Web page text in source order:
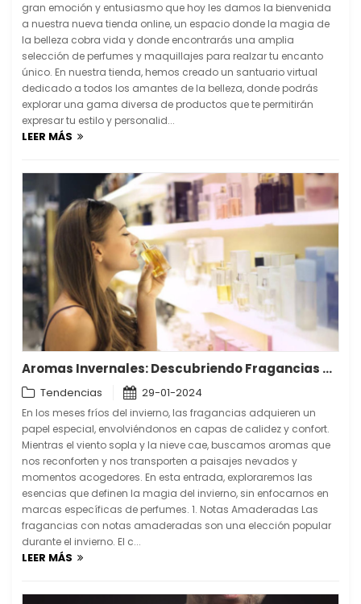
gran emoción y entusiasmo que hoy les damos la bienvenida
a nuestra nueva tienda online, un espacio donde la magia de
la belleza cobra vida y donde encontrarás una amplia
selección de perfumes y maquillajes para realzar tu encanto
único. En nuestra tienda, hemos creado un santuario virtual
dedicado a todos los amantes de la belleza, donde podrás
explorar una gama diversa de productos que te permitirán
expresar tu estilo y personalid...
LEER MÁS
Aromas Invernales: Descubriendo Fragancias que Resplandecen en el Invierno
Tendencias 29-01-2024
En los meses fríos del invierno, las fragancias adquieren un
papel especial, envolviéndonos en capas de calidez y confort.
Mientras el viento sopla y la nieve cae, buscamos aromas que
nos reconforten y nos transporten a paisajes nevados y
momentos acogedores. En esta entrada, exploraremos las
esencias que definen la magia del invierno, sin enfocarnos en
marcas específicas de perfumes. 1. Notas Amaderadas Las
fragancias con notas amaderadas son una elección popular
durante el invierno. El c...
LEER MÁS